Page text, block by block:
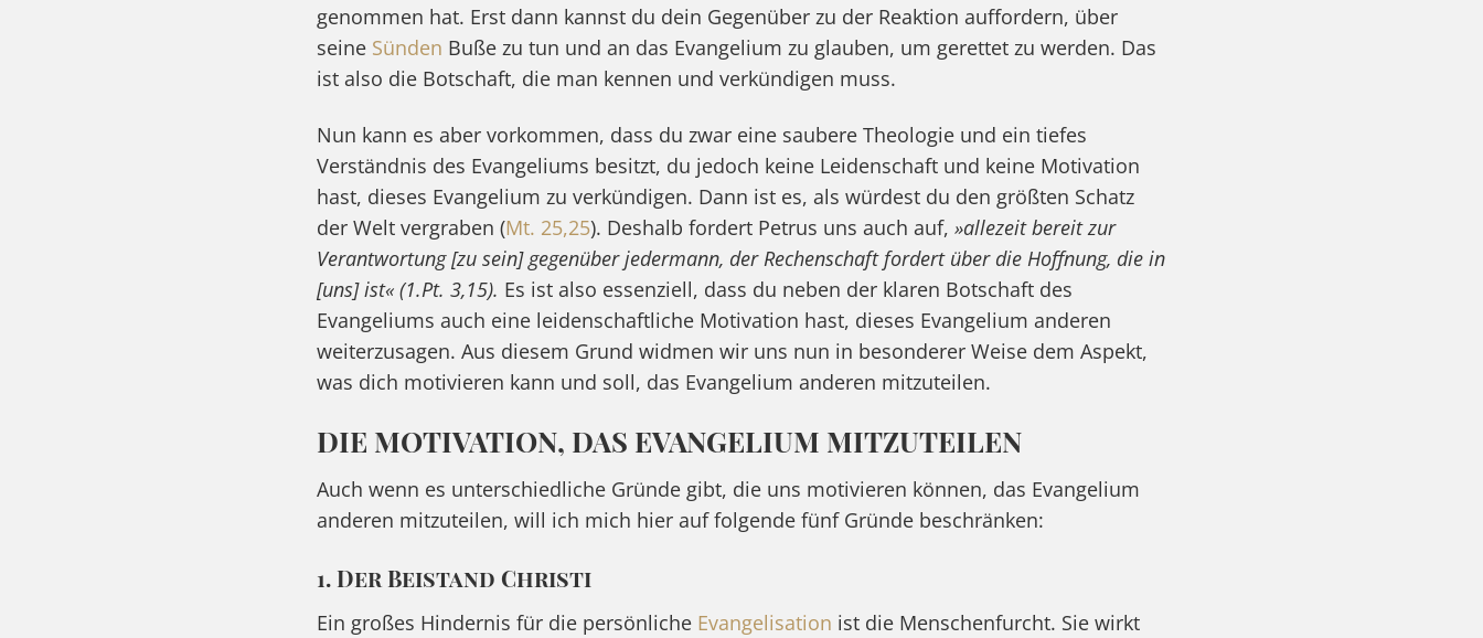
genommen hat. Erst dann kannst du dein Gegenüber zu der Reaktion auffordern, über
seine Sünden Buße zu tun und an das Evangelium zu glauben, um gerettet zu werden. Das
ist also die Botschaft, die man kennen und verkündigen muss.
Nun kann es aber vorkommen, dass du zwar eine saubere Theologie und ein tiefes
Verständnis des Evangeliums besitzt, du jedoch keine Leidenschaft und keine Motivation
hast, dieses Evangelium zu verkündigen. Dann ist es, als würdest du den größten Schatz
der Welt vergraben (Mt. 25,25). Deshalb fordert Petrus uns auch auf, »allezeit bereit zur
Verantwortung [zu sein] gegenüber jedermann, der Rechenschaft fordert über die Hoffnung, die in
[uns] ist« (1.Pt. 3,15). Es ist also essenziell, dass du neben der klaren Botschaft des
Evangeliums auch eine leidenschaftliche Motivation hast, dieses Evangelium anderen
weiterzusagen. Aus diesem Grund widmen wir uns nun in besonderer Weise dem Aspekt,
was dich motivieren kann und soll, das Evangelium anderen mitzuteilen.
DIE MOTIVATION, DAS EVANGELIUM MITZUTEILEN
Auch wenn es unterschiedliche Gründe gibt, die uns motivieren können, das Evangelium
anderen mitzuteilen, will ich mich hier auf folgende fünf Gründe beschränken:
1. Der Beistand Christi
Ein großes Hindernis für die persönliche Evangelisation ist die Menschenfurcht. Sie wirkt